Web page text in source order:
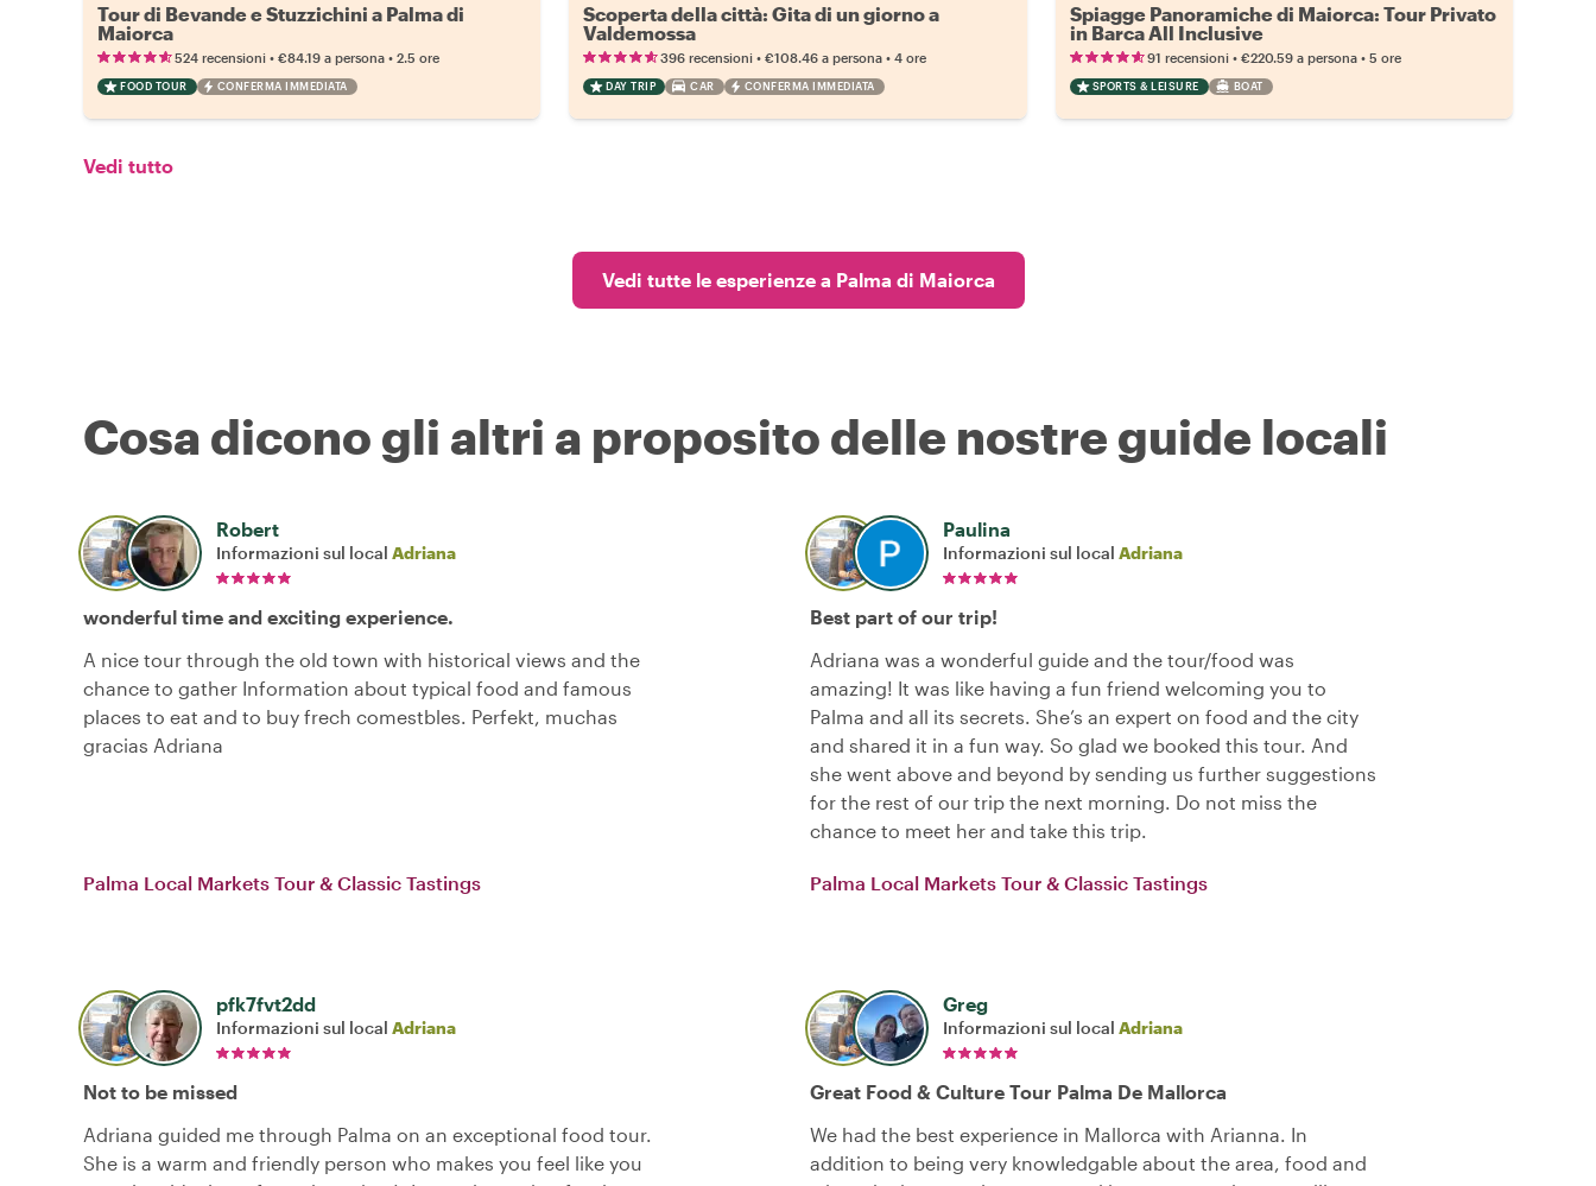
Tour di Bevande e Stuzzichini a Palma di
Maiorca
524 recensioni • €84.19 a persona • 2.5 ore
FOOD TOUR CONFERMA IMMEDIATA
Scoperta della città: Gita di un giorno a
Valdemossa
396 recensioni •€108.46 a persona •4 ore
DAY TRIP CAR CONFERMA IMMEDIATA
Spiagge Panoramiche di Maiorca: Tour Privato
in Barca All Inclusive
91 recensioni• €220.59 a persona• 5 ore
SPORTS & LEISURE BOAT
Vedi tutto
Vedi tutte le esperienze a Palma di Maiorca
Cosa dicono gli altri a proposito delle nostre guide locali
Robert
Informazioni sul local Adriana
wonderful time and exciting experience.
A nice tour through the old town with historical views and the
chance to gather Information about typical food and famous
places to eat and to buy frech comestbles. Perfekt, muchas
gracias Adriana
Palma Local Markets Tour & Classic Tastings
Paulina
Informazioni sul local Adriana
Best part of our trip!
Adriana was a wonderful guide and the tour/food was
amazing! It was like having a fun friend welcoming you to
Palma and all its secrets. She’s an expert on food and the city
and shared it in a fun way. So glad we booked this tour. And
she went above and beyond by sending us further suggestions
for the rest of our trip the next morning. Do not miss the
chance to meet her and take this trip.
Palma Local Markets Tour & Classic Tastings
pfk7fvt2dd
Informazioni sul local Adriana
Not to be missed
Adriana guided me through Palma on an exceptional food tour.
She is a warm and friendly person who makes you feel like you
Greg
Informazioni sul local Adriana
Great Food & Culture Tour Palma De Mallorca
We had the best experience in Mallorca with Arianna. In
addition to being very knowledgable about the area, food and